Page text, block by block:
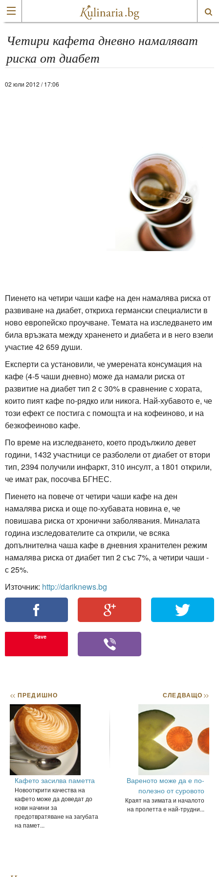
Четири кафета дневно намаляват
риска от диабет
02 юли 2012 / 17:06
Пиенето на четири чаши кафе на ден намалява риска от
развиване на диабет, откриха германски специалисти в
ново европейско проучване. Темата на изследването им
била връзката между храненето и диабета и в него взели
участие 42 659 души.
Експерти са установили, че умерената консумация на
кафе (4-5 чаши дневно) може да намали риска от
развитие на диабет тип 2 с 30% в сравнение с хората,
които пият кафе по-рядко или никога. Най-хубавото е, че
този ефект се постига с помощта и на кофеиново, и на
безкофеиново кафе.
По време на изследването, което продължило девет
години, 1432 участници се разболели от диабет от втори
тип, 2394 получили инфаркт, 310 инсулт, а 1801 открили,
че имат рак, посочва БГНЕС.
Пиенето на повече от четири чаши кафе на ден
намалява риска и още по-хубавата новина е, че
повишава риска от хронични заболявания. Миналата
година изследователите са открили, че всяка
допълнителна чаша кафе в дневния хранителен режим
намалява риска от диабет тип 2 със 7%, а четири чаши -
с 25%.
Източник: http://dariknews.bg
Save
<< ПРЕДИШНО
Кафето засилва паметта
Новооткрити качества на
кафето може да доведат до
нови начини за
предотвратяване на загубата
на памет...
СЛЕДВАЩО>>
Вареното може да е по-
полезно от суровото
Краят на зимата и началото
на пролетта е най-трудни...